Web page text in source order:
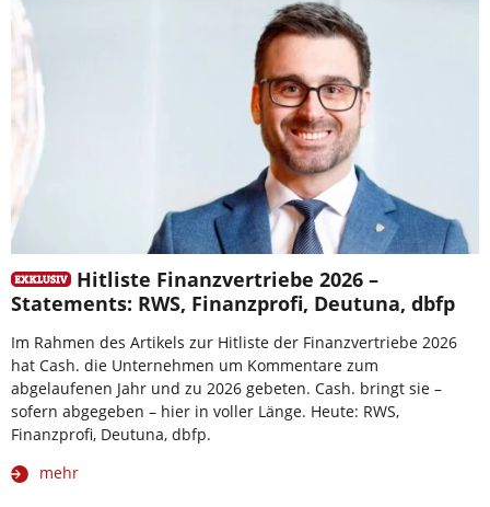
Hitliste Finanzvertriebe 2026 –
Statements: RWS, Finanzprofi, Deutuna, dbfp
Im Rahmen des Artikels zur Hitliste der Finanzvertriebe 2026
hat Cash. die Unternehmen um Kommentare zum
abgelaufenen Jahr und zu 2026 gebeten. Cash. bringt sie –
sofern abgegeben – hier in voller Länge. Heute: RWS,
Finanzprofi, Deutuna, dbfp.
mehr